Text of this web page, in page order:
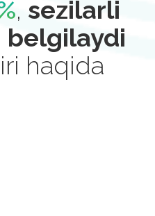
, sezilarli
belgilaydi
haqida